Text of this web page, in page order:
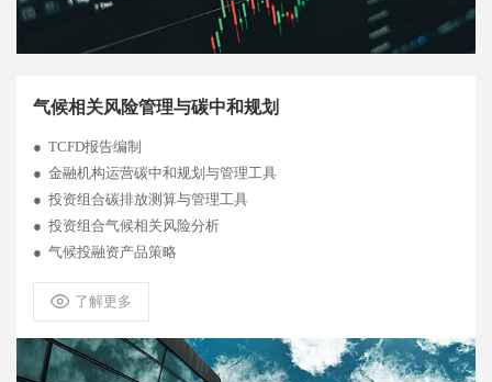
气候相关风险管理与碳中和规划
● TCFD报告编制
● 金融机构运营碳中和规划与管理工具
● 投资组合碳排放测算与管理工具
● 投资组合气候相关风险分析
● 气候投融资产品策略
了解更多